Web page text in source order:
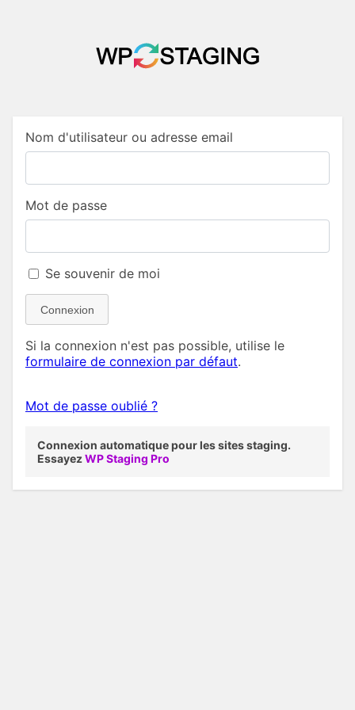
Nom d'utilisateur ou adresse email
Mot de passe
Se souvenir de moi
Connexion
Si la connexion n'est pas possible, utilise le
formulaire de connexion par défaut.
Mot de passe oublié ?
Connexion automatique pour les sites staging.
EssayezWP Staging Pro